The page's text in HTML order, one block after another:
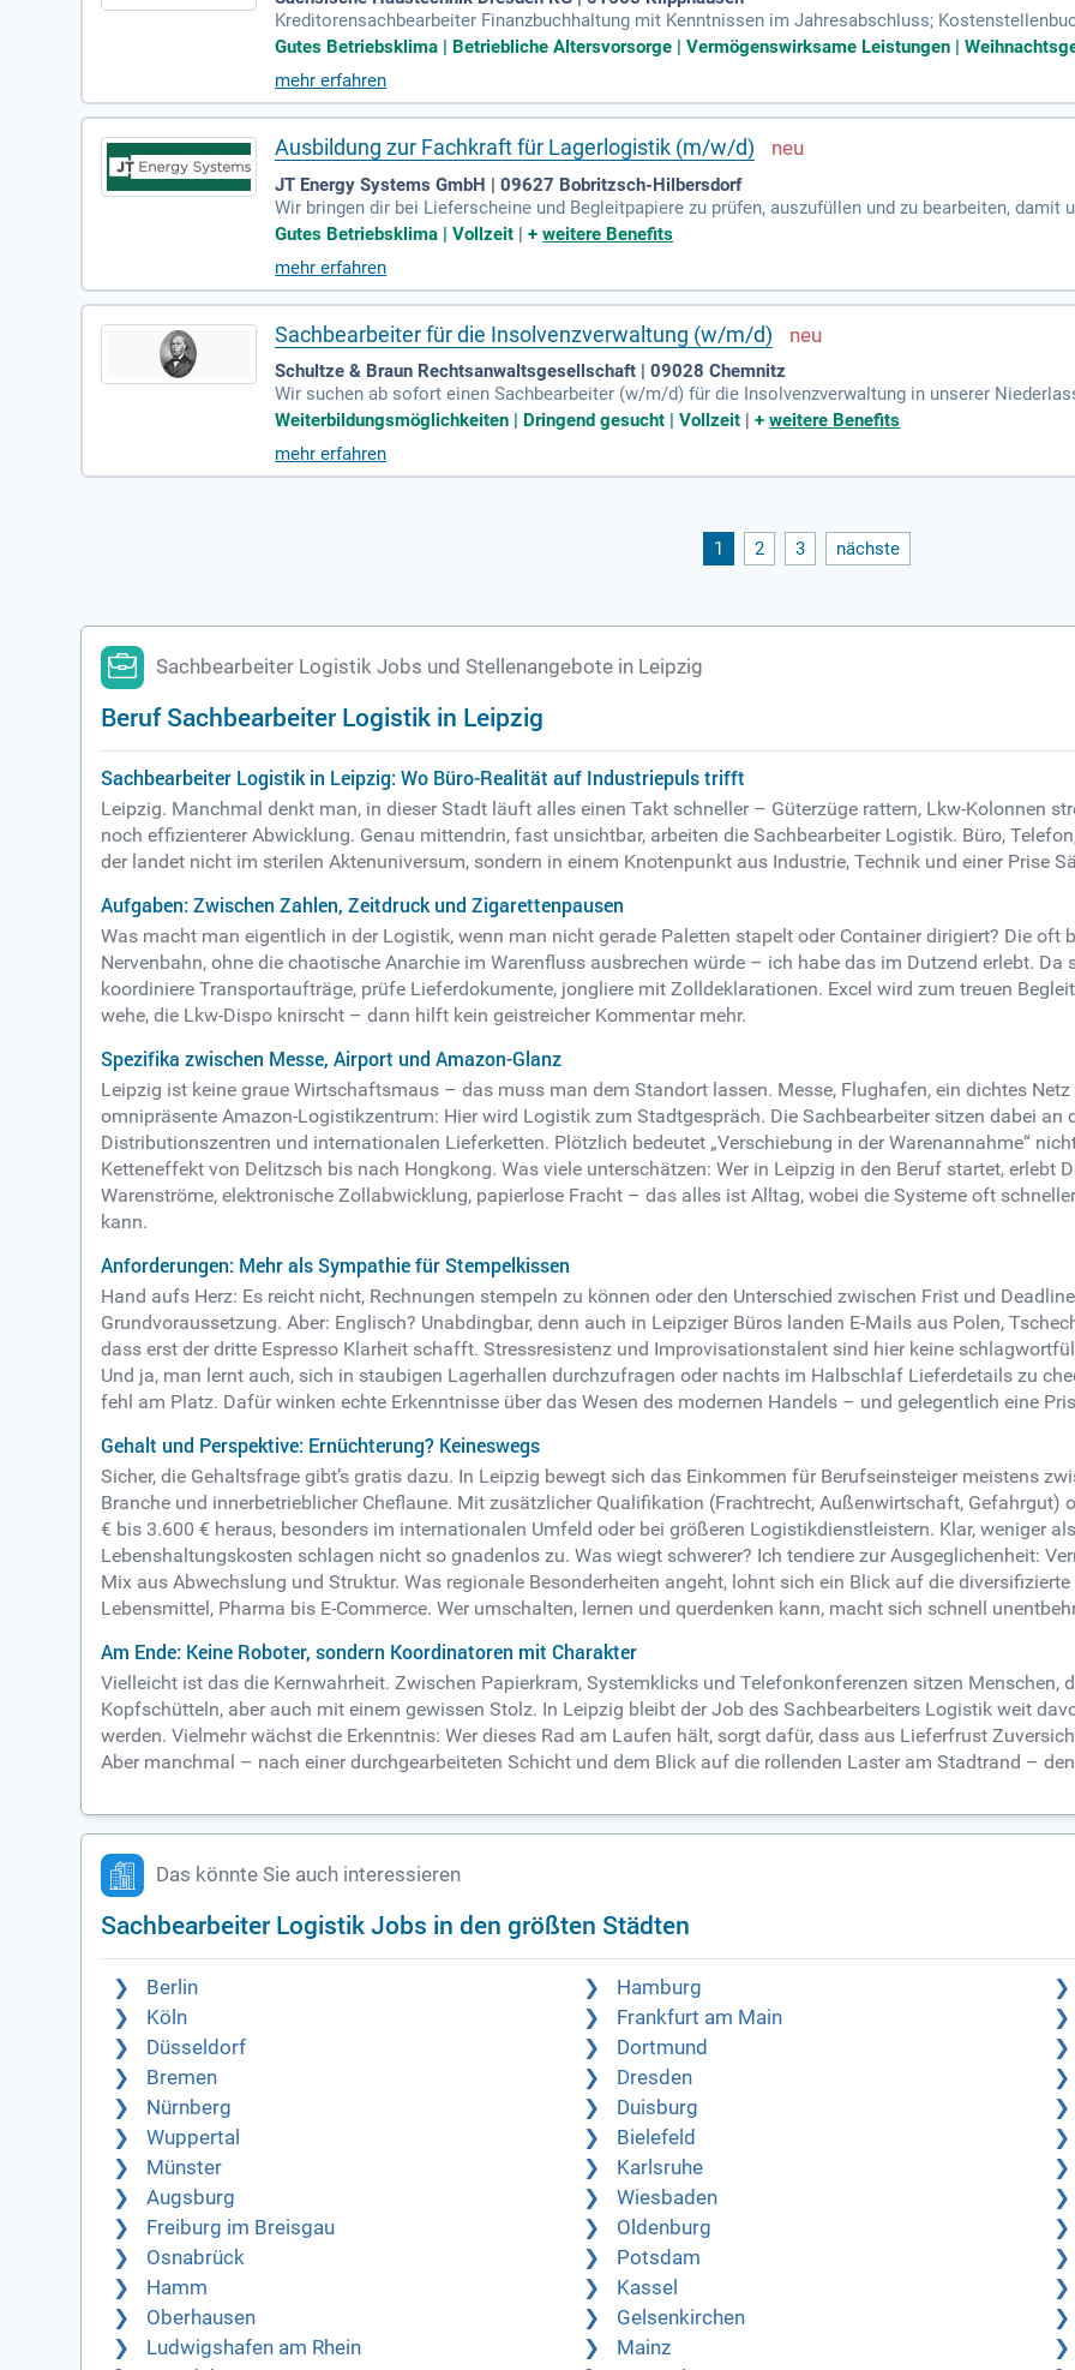
Kreditorensachbearbeiter Finanzbuchhaltung mit Kenntnissen im Jahresabschluss;
rbereitung der Jahresabschlüsse; Erstellung von Ausgangsrechnungen,
Gutes Betriebsklima | Betriebliche Altersvorsorge | Vermögenswirksame Leistungen |
mehr erfahren
Ausbildung zur Fachkraft für Lagerlogistik (m/w/d)
JT Energy Systems GmbH | 09627 Bobritzsch-Hilbersdorf
Wir bringen dir bei Lieferscheine und Begleitpapiere zu prüfen, auszufüllen und zu bearbeiten, damit
önnen. Wir zeigen dir, wie du sicher mit empfindlicher Ware umgehst.
Gutes Betriebsklima | Vollzeit |+weitere Benefits
mehr erfahren
Sachbearbeiter für die Insolvenzverwaltung (w/m/d)
Schultze & Braun Rechtsanwaltsgesellschaft | 09028 Chemnitz
Wir suchen ab sofort einen Sachbearbeiter (w/m/d) für die Insolvenzverwaltung in unserer
zen Sie den Insolvenzverwalter bei der Abwicklung von Regelinsolvenzverfahren für Unternehmen
r die eigenständige Bearbeitung aller relevanten Vorgänge und die Fortführung sowie Sanierung von
Informationsaustausch zwischen den Beteiligten und führen den Schriftverkehr. Erwünscht sind ein
Bereichen sowie idealerweise Berufserfahrung in der Insolvenzverwaltung. Wir suchen motivierte
Weiterbildungsmöglichkeiten | Dringend gesucht | Vollzeit |+weitere Benefits
mehr erfahren
1 2 3 nächste
Sachbearbeiter Logistik Jobs und Stellenangebote in Leipzig
Beruf Sachbearbeiter Logistik in Leipzig
Sachbearbeiter Logistik in Leipzig: Wo Büro-Realität auf Industriepuls trifft
Leipzig. Manchmal denkt man, in dieser Stadt läuft alles einen Takt schneller – Güterzüge rattern, Lkw-Kolonnen
noch effizienterer Abwicklung. Genau mittendrin, fast unsichtbar, arbeiten die Sachbearbeiter Logistik. Büro,
der landet nicht im sterilen Aktenuniversum, sondern in einem Knotenpunkt aus Industrie, Technik und einer Prise
Aufgaben: Zwischen Zahlen, Zeitdruck und Zigarettenpausen
Was macht man eigentlich in der Logistik, wenn man nicht gerade Paletten stapelt oder Container dirigiert? Die oft
Nervenbahn, ohne die chaotische Anarchie im Warenfluss ausbrechen würde – ich habe das im Dutzend erlebt.
koordiniere Transportaufträge, prüfe Lieferdokumente, jongliere mit Zolldeklarationen. Excel wird zum treuen
wehe, die Lkw-Dispo knirscht – dann hilft kein geistreicher Kommentar mehr.
Spezifika zwischen Messe, Airport und Amazon-Glanz
Leipzig ist keine graue Wirtschaftsmaus – das muss man dem Standort lassen. Messe, Flughafen, ein dichtes
omnipräsente Amazon-Logistikzentrum: Hier wird Logistik zum Stadtgespräch. Die Sachbearbeiter sitzen dabei
Distributionszentren und internationalen Lieferketten. Plötzlich bedeutet „Verschiebung in der Warenannahme“
Ketteneffekt von Delitzsch bis nach Hongkong. Was viele unterschätzen: Wer in Leipzig in den Beruf startet, erlebt
Warenströme, elektronische Zollabwicklung, papierlose Fracht – das alles ist Alltag, wobei die Systeme oft
kann.
Anforderungen: Mehr als Sympathie für Stempelkissen
Hand aufs Herz: Es reicht nicht, Rechnungen stempeln zu können oder den Unterschied zwischen Frist und
Grundvoraussetzung. Aber: Englisch? Unabdingbar, denn auch in Leipziger Büros landen E-Mails aus Polen,
dass erst der dritte Espresso Klarheit schafft. Stressresistenz und Improvisationstalent sind hier keine
Und ja, man lernt auch, sich in staubigen Lagerhallen durchzufragen oder nachts im Halbschlaf Lieferdetails zu
fehl am Platz. Dafür winken echte Erkenntnisse über das Wesen des modernen Handels – und gelegentlich eine
Gehalt und Perspektive: Ernüchterung? Keineswegs
Sicher, die Gehaltsfrage gibt’s gratis dazu. In Leipzig bewegt sich das Einkommen für Berufseinsteiger meistens
Branche und innerbetrieblicher Cheflaune. Mit zusätzlicher Qualifikation (Frachtrecht, Außenwirtschaft, Gefahrgut)
€ bis 3.600 € heraus, besonders im internationalen Umfeld oder bei größeren Logistikdienstleistern. Klar, weniger
Lebenshaltungskosten schlagen nicht so gnadenlos zu. Was wiegt schwerer? Ich tendiere zur Ausgeglichenheit:
Mix aus Abwechslung und Struktur. Was regionale Besonderheiten angeht, lohnt sich ein Blick auf die
Lebensmittel, Pharma bis E-Commerce. Wer umschalten, lernen und querdenken kann, macht sich schnell
Am Ende: Keine Roboter, sondern Koordinatoren mit Charakter
Vielleicht ist das die Kernwahrheit. Zwischen Papierkram, Systemklicks und Telefonkonferenzen sitzen
Kopfschütteln, aber auch mit einem gewissen Stolz. In Leipzig bleibt der Job des Sachbearbeiters Logistik weit
werden. Vielmehr wächst die Erkenntnis: Wer dieses Rad am Laufen hält, sorgt dafür, dass aus Lieferfrust
Aber manchmal – nach einer durchgearbeiteten Schicht und dem Blick auf die rollenden Laster am Stadtrand –
Das könnte Sie auch interessieren
Sachbearbeiter Logistik Jobs in den größten Städten
Berlin Hamburg
Köln
Frankfurt am Main
Düsseldorf
Dortmund
Bremen
Dresden
Nürnberg
Duisburg
Wuppertal
Bielefeld
Münster
Karlsruhe
Augsburg
Wiesbaden
Freiburg im Breisgau
Oldenburg
Osnabrück
Potsdam
Hamm
Kassel
Oberhausen
Gelsenkirchen
Ludwigshafen am Rhein
Mainz